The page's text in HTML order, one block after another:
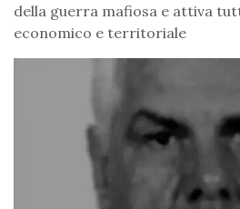
della guerra mafiosa e attiva
economico e territoriale